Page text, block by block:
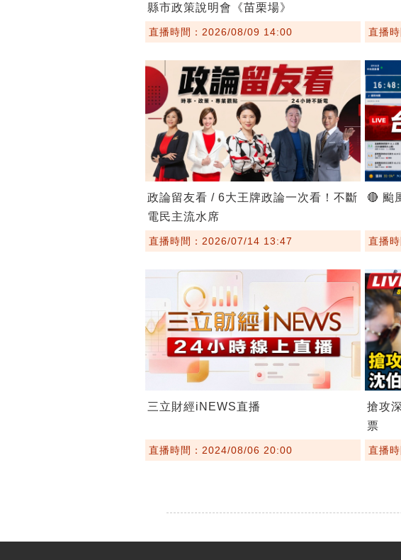
縣市政策說明會《苗栗場》
直播時間：2026/08/09 14:00 直播
政論留友看 / 6大王牌政論一次看！不斷
電民主流水席
直播時間：2026/07/14 13:47
🔴 颱
直播
三立財經iNEWS直播
直播時間：2024/08/06 20:00
搶攻
票
直播